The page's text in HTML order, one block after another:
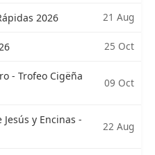
2026 21 Aug
25 Oct
- Trofeo Cigëña
09 Oct
y Encinas -
22 Aug